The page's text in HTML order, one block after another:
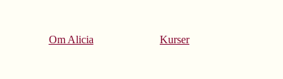
Om Alicia Kurser